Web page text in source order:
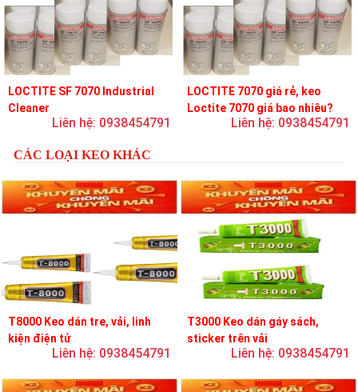
LOCTITE SF 7070 Industrial
Cleaner
Liên hệ: 0938454791
LOCTITE 7070 giá rẻ, keo
Loctite 7070 giá bao nhiêu?
Liên hệ: 0938454791
CÁC LOẠI KEO KHÁC
T8000 Keo dán tre, vải, linh
kiện điện tử
Liên hệ: 0938454791
T3000 Keo dán gáy sách,
sticker trên vải
Liên hệ: 0938454791